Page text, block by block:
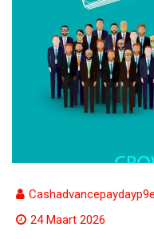
24 Maart 2026